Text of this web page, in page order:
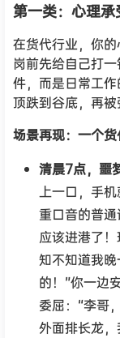
第一类：心理承
在货代行业，你
岗前先给自己打
件，而是日常工
顶跌到谷底，再被
场景再现：一个
清晨7点，噩
上一口，手
重口音的普
应该进港了
知不知道我
的！”你一边
委屈：“李哥
外面排长龙